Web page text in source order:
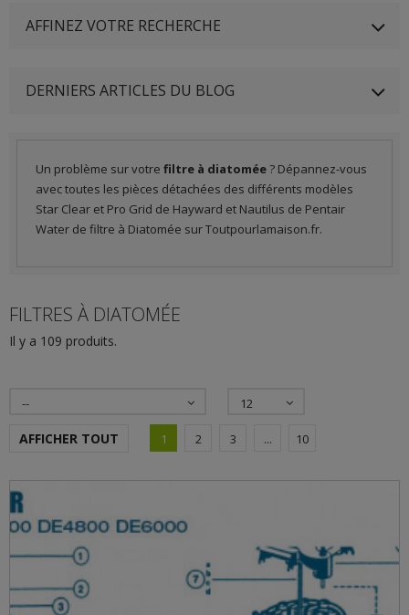
AFFINEZ VOTRE RECHERCHE
DERNIERS ARTICLES DU BLOG
Un problème sur votre filtre à diatomée ? Dépannez-vous
avec toutes les pièces détachées des différents modèles
Star Clear et Pro Grid de Hayward et Nautilus de Pentair
Water de filtre à Diatomée sur Toutpourlamaison.fr.
FILTRES À DIATOMÉE
Il y a 109 produits.
-- 12
AFFICHER TOUT 1 2 3 ... 10